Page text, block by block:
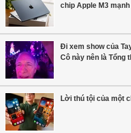
chip Apple M3
Đi xem show của
Cô này nên là Tổng
Lời thú tội của một